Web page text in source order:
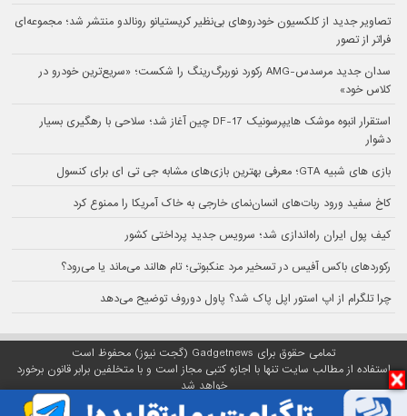
تصاویر جدید از کلکسیون خودروهای بی‌نظیر کریستیانو رونالدو منتشر شد؛ مجموعه‌ای
فراتر از تصور
سدان جدید مرسدس-AMG رکورد نوربرگ‌رینگ را شکست؛ «سریع‌ترین خودرو در
کلاس خود»
استقرار انبوه موشک هایپرسونیک DF-17 چین آغاز شد؛ سلاحی با رهگیری بسیار
دشوار
بازی های شبیه GTA؛ معرفی بهترین بازی‌های مشابه جی تی ای برای کنسول
کاخ سفید ورود ربات‌های انسان‌نمای خارجی به خاک آمریکا را ممنوع کرد
کیف پول ایران راه‌اندازی شد؛ سرویس جدید پرداختی کشور
رکوردهای باکس آفیس در تسخیر مرد عنکبوتی؛ تام هالند می‌ماند یا می‌رود؟
چرا تلگرام از اپ استور اپل پاک شد؟ پاول دوروف توضیح می‌دهد
تمامی حقوق برای Gadgetnews (گجت نیوز) محفوظ است
استفاده از مطالب سایت تنها با اجازه کتبی مجاز است و با متخلفین برابر قانون برخورد
خواهد شد
پلتفرم گجت نیوز روی
سرور اختصاصیمبین هاست میزبانی می‌شود